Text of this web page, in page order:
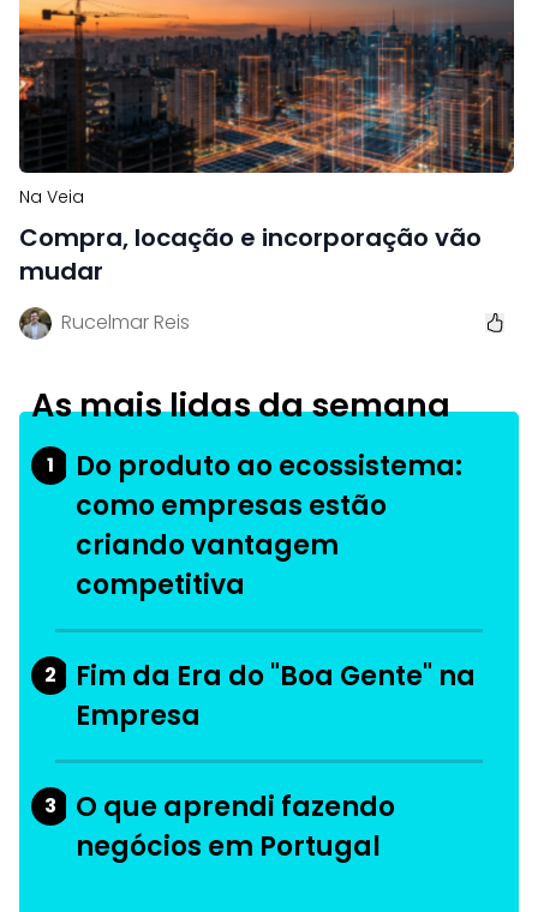
Na Veia
Compra, locação e incorporação vão
mudar
Rucelmar Reis
As mais lidas da semana
1
Do produto ao ecossistema:
como empresas estão
criando vantagem
competitiva
2
Fim da Era do "Boa Gente" na
Empresa
3
O que aprendi fazendo
negócios em Portugal